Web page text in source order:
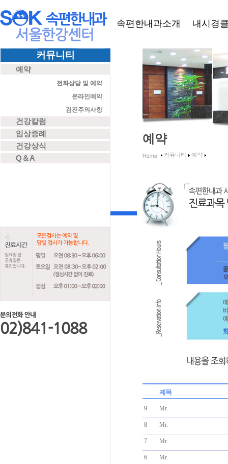
속편한내과소개 내시경
커뮤니티
예약
전화상담 및 예약
온라인예약
검진주의사항
건강칼럼
임상증례
건강상식
Q＆A
예약
커뮤니티 예약
제목
9 Mr.
8 Mr.
7 Mr.
6 Mr.